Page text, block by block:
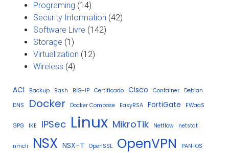
Programing (14)
Security Information (42)
Software Livre (142)
Storage (1)
Virtualization (12)
Wireless (4)
ACI Backup Bash BIG-IP Certificado Cisco Container
Debian
DNS
Docker Docker Compose EasyRSA FortiGate FWaaS
GPG IKE IPSec Linux MikroTik Netflow netstat
nmcli NSX NSX-T OpenSSL OpenVPN PAN-OS